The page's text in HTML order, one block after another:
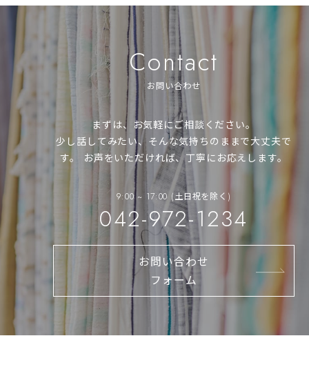
Contact
お問い合わせ
まずは、お気軽にご相談ください。
少し話してみたい、そんな気持ちのままで大丈夫で
す。
お声をいただければ、丁寧にお応えします。
9:00 ~ 17:00 (土日祝を除く)
042-972-1234
お問い合わせ
フォーム